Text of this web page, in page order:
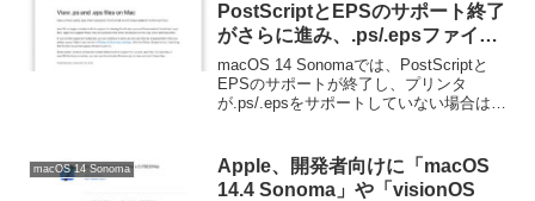
PostScriptとEPSのサポート終了
がさらに進み、.ps/.epsファイル
をプリンタキューにも追加できな
い状態に。
macOS 14 Sonomaでは、PostScriptと
EPSのサポートが終了し、プリンタ
が.ps/.epsをサポートしていない場合はプ
macOS 14 Sonoma
Apple、開発者向けに「macOS
14.4 Sonoma」や「visionOS